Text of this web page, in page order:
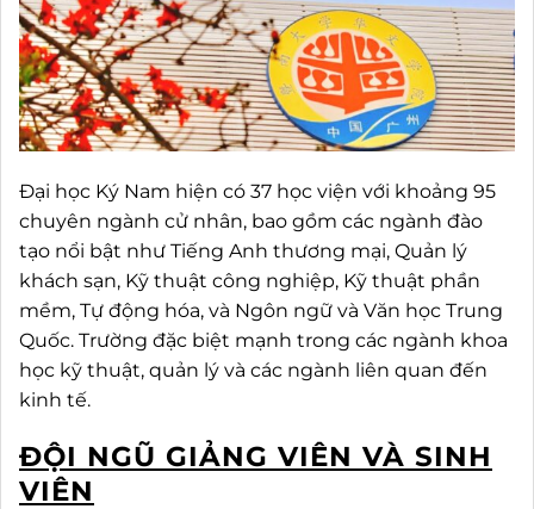
Đại học Ký Nam hiện có 37 học viện với khoảng 95
chuyên ngành cử nhân, bao gồm các ngành đào
tạo nổi bật như Tiếng Anh thương mại, Quản lý
khách sạn, Kỹ thuật công nghiệp, Kỹ thuật phần
mềm, Tự động hóa, và Ngôn ngữ và Văn học Trung
Quốc. Trường đặc biệt mạnh trong các ngành khoa
học kỹ thuật, quản lý và các ngành liên quan đến
kinh tế.
ĐỘI NGŨ GIẢNG VIÊN VÀ SINH
VIÊN